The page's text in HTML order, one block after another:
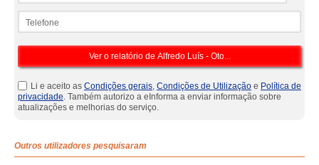
Li e aceito as Condições gerais, Condições de Utilização e Política de
privacidade. Também autorizo a eInforma a enviar informação sobre
atualizações e melhorias do serviço.
Outros utilizadores pesquisaram